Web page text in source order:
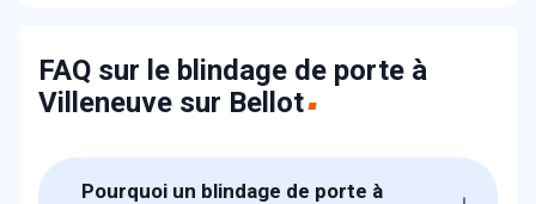
FAQ sur le blindage de porte à
Villeneuve sur Bellot
Pourquoi un blindage de porte à